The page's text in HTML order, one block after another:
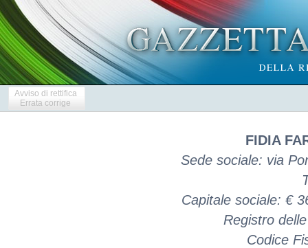
Avviso di rettifica
Errata corrige
FIDIA
Sede sociale: via
Capitale sociale: €
Registro
Codice